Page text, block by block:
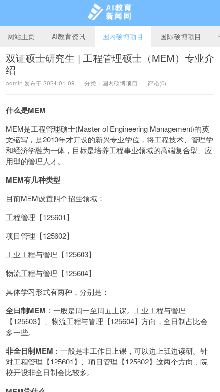
网站主页 AI教育资讯 国内硕博项目 国际硕博项目
双证硕士研究生 | 工程管理硕士（MEM）专业介
绍
admin 发布于 2024-01-08 分类： 国内硕博项目 评论(0)
什么是MEM
MEM是工程管理硕士(Master of Engineering Management)的英
文缩写，是2010年才开设的新兴专业学位，将工程技术、管理学
和经济学融为一体，目标是培养工程事业领域的高端复合型、应
用型的管理人才。
MEM有几种类型
目前MEM设置四个招生领域：
工程管理【125601】
项目管理【125602】
工业工程与管理【125603】
物流工程与管理【125604】
具体学习形式有两种，分别是：
全日制MEM ：一般是周一至周五上课。工业工程与管理
【125603】、物流工程与管理【125604】方向，全日制占比会
多一些。
非全日制MEM ：一般是非工作日上课，可以边上班边读研。针
对工程管理【125601】、项目管理【125602】这两个方向，院
校开设非全日制会比较多。